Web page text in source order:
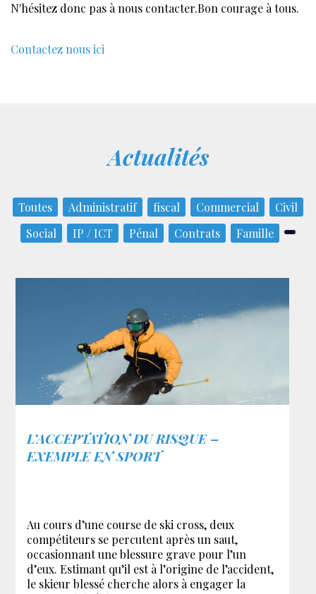
N'hésitez donc pas à nous contacter.Bon courage à tous.
Contactez nous ici
Actualités
Toutes Administratif fiscal Commercial
Civil
Social
IP / ICT Pénal Contrats Famille
L’ACCEPTATION DU RISQUE –
EXEMPLE EN SPORT
Au cours d’une course de ski cross, deux
compétiteurs se percutent après un saut,
occasionnant une blessure grave pour l’un
d’eux. Estimant qu’il est à l’origine de l’accident,
le skieur blessé cherche alors à engager la